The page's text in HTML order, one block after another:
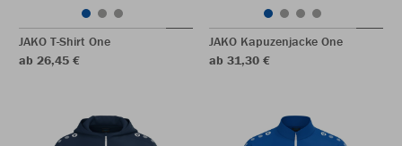
JAKO T-Shirt One
ab 26,45 €
JAKO Kapuzenjacke One
ab 31,30 €